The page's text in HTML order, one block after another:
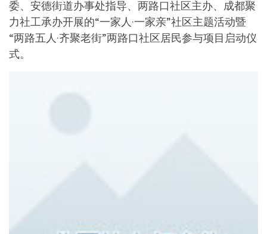
委、安德街道办事处指导、两路口社区主办、成都聚
力社工承办开展的“一家人·一家亲”社区主题活动暨
“两路五人·齐聚老街”两路口社区居民参与项目启动仪
式。